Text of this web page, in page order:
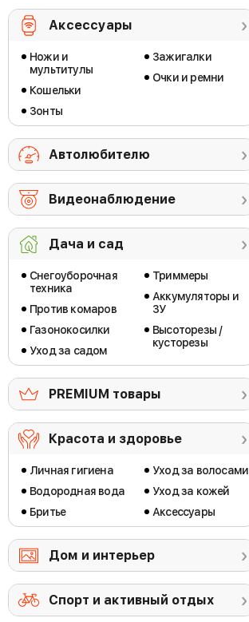
Аксессуары
Ножи и
мультитулы
Кошельки
Зонты
Зажигалки
Очки и ремни
Автолюбителю
Видеонаблюдение
Дача и сад
Снегоуборочная
техника
Против комаров
Газонокосилки
Уход за садом
Триммеры
Аккумуляторы и
ЗУ
Высоторезы /
кусторезы
PREMIUM товары
Красота и здоровье
Личная гигиена
Водородная вода
Бритье
Уход за волосами
Уход за кожей
Аксессуары
Дом и интерьер
Спорт и активный отдых